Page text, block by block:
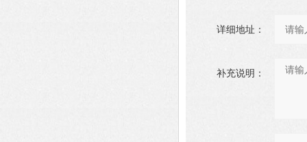
详细地址：
补充说明：